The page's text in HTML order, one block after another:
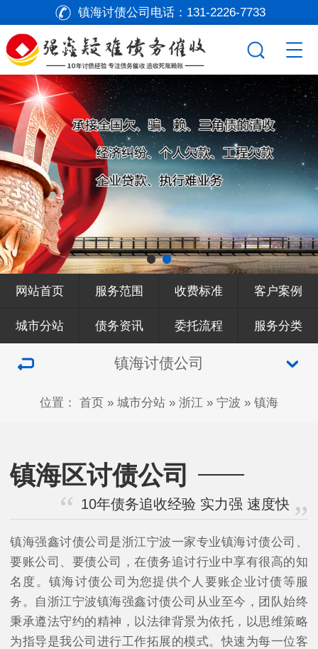
镇海讨债公司电话： 131-2226-7733
网站首页 服务范围 收费标准 客户案例
城市分站 债务资讯 委托流程 服务分类
镇海讨债公司
位置： 首页 » 城市分站 » 浙江 » 宁波 » 镇海
镇海区讨债公司
10年债务追收经验 实力强 速度快
镇海强鑫讨债公司是浙江宁波一家专业镇海讨债公司、
要账公司、要债公司，在债务追讨行业中享有很高的知
名度。镇海讨债公司为您提供个人要账企业讨债等服
务。自浙江宁波镇海强鑫讨债公司从业至今，团队始终
秉承遵法守约的精神，以法律背景为依托，以思维策略
为指导是我公司进行工作拓展的模式。快速为每一位客